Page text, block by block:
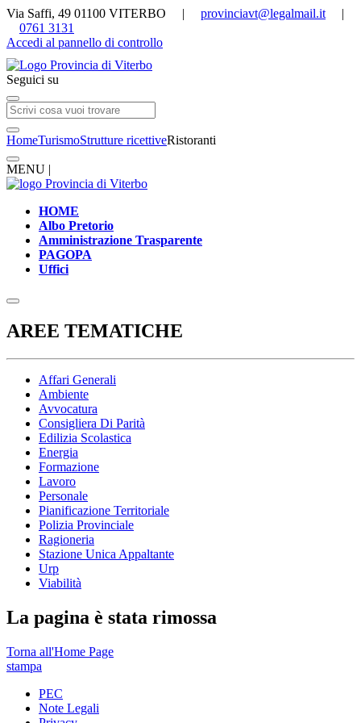
Via Saffi, 49 01100 VITERBO | provinciavt@legalmail.it |
0761 3131
Accedi al pannello di controllo
Seguici su
HomeTurismoStrutture ricettiveRistoranti
MENU |
HOME
Albo Pretorio
Amministrazione Trasparente
PAGOPA
Uffici
AREE TEMATICHE
Affari Generali
Ambiente
Avvocatura
Consigliera Di Parità
Edilizia Scolastica
Energia
Formazione
Lavoro
Personale
Pianificazione Territoriale
Polizia Provinciale
Ragioneria
Stazione Unica Appaltante
Urp
Viabilità
La pagina è stata rimossa
Torna all'Home Page
stampa
PEC
Note Legali